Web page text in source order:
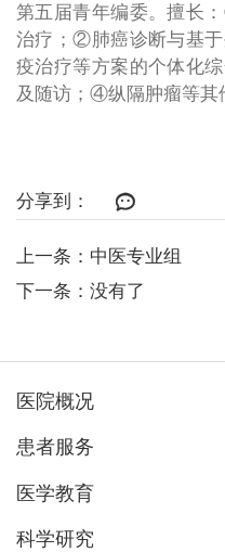
第五届青年编委。擅长：
治疗； ②肺癌诊断与基
疫治疗等方案的个体化综
及随访； ④纵隔肿瘤等其
分享到：
上一条：中医专业组
下一条：没有了
医院概况
患者服务
医学教育
科学研究